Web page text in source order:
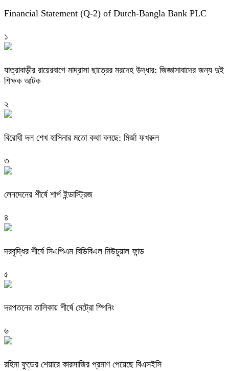
Financial Statement (Q-2) of Dutch-Bangla Bank PLC
১
যাত্রাবাড়ীর রায়েরবাগে মাদ্রাসা ছাত্রের মরদেহ উদ্ধার: জিজ্ঞাসাবাদের জন্য দুই
শিক্ষক আটক
২
বিরোধী দল শেখ হাসিনার মতো কথা বলছে: মির্জা ফখরুল
৩
লেনদেনের শীর্ষে শার্প ইন্ডাস্ট্রিজ
৪
দরবৃদ্ধির শীর্ষে সিএপিএম বিডিবিএল মিউচুয়াল ফান্ড
৫
দরপতনের তালিকায় শীর্ষে মেট্রো স্পিনিং
৬
রহিমা ফুডের শেয়ারে কারসাজির প্রমাণ পেয়েছে বিএসইসি